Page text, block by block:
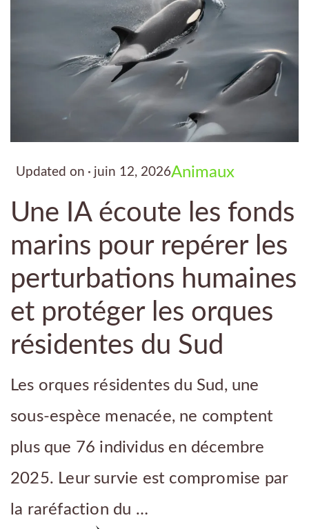
Updated on juin 12, 2026Animaux
Une IA écoute les fonds
marins pour repérer les
perturbations humaines
et protéger les orques
résidentes du Sud
Les orques résidentes du Sud, une
sous-espèce menacée, ne comptent
plus que 76 individus en décembre
2025. Leur survie est compromise par
la raréfaction du …